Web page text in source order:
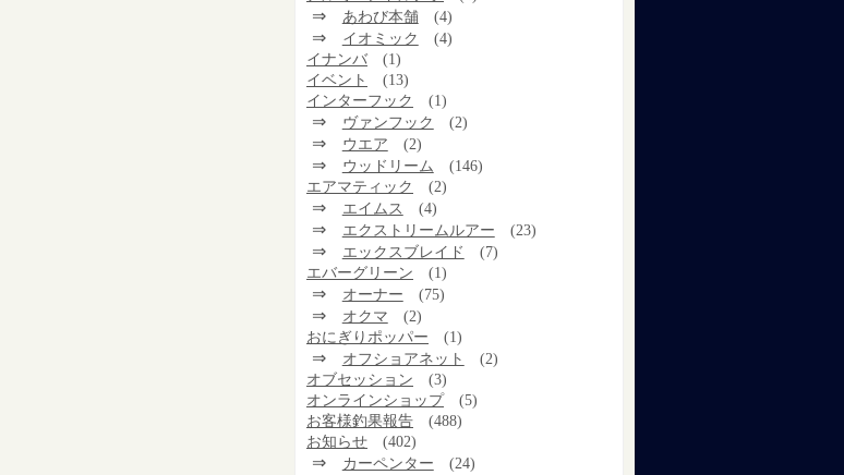
⇒ あわび本舗 (4)
⇒ イオミック
(4)
イナンバ
(1)
イベント
(13)
インターフック
(1)
⇒ ヴァンフック (2)
⇒ ウエア (2)
⇒ ウッドリーム
(146)
エアマティック
(2)
⇒ エイムス (4)
⇒ エクストリームルアー (23)
⇒ エックスブレイド
(7)
エバーグリーン
(1)
⇒ オーナー (75)
⇒ オクマ
(2)
おにぎりポッパー
(1)
⇒ オフショアネット
(2)
オブセッション
(3)
オンラインショップ
(5)
お客様釣果報告
(488)
お知らせ
(402)
⇒ カーペンター
(24)